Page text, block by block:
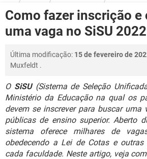
OUTLOOK EXCEL
INSTAGRAM GMAIL
JOGOS
CELULAR
INSTAGRAM GMAIL
DOWNLOADS
JOGOS
OUTLOOK
INSTAGRAM GMAIL
GUIA DE COMPRAS
FÓRUM
JOGOS
OUTLOOK EXCEL
INSTAGRAM GMAIL
GUIA DE COMPRAS
GLOSSÁRIO
JOGOS
CELULAR
OUTLOOK EXCEL
INSTAGRAM GMAIL
GUIA DE COMPRAS
Como fazer inscrição e
uma vaga no SiSU 2022
Última modificação: 15 de fevereiro de
Muxfeldt .
O SiSU(Sistema de Seleção
Ministério da Educação na qual os
devem se inscrever para buscar uma
públicas de ensino superior. Aberto
sistema oferece milhares de
obedecendo a Lei de Cotas e
cada faculdade. Neste artigo, veja